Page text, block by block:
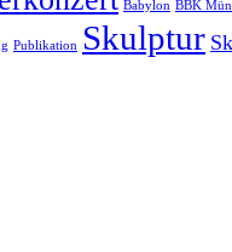
Babylon BBK
Publikation Skulptur